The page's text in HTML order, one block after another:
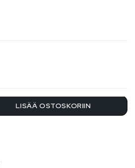
LISÄÄ OSTOSKORIIN